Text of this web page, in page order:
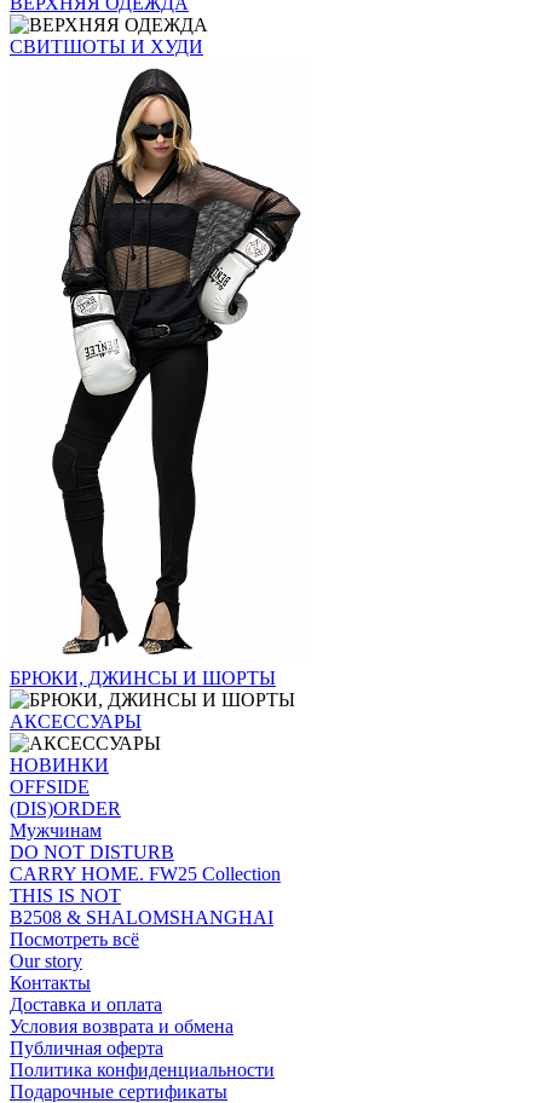
СВИТШОТЫ И ХУДИ
БРЮКИ, ДЖИНСЫ И ШОРТЫ
АКСЕССУАРЫ
НОВИНКИ
OFFSIDE
(DIS)ORDER
Мужчинам
DO NOT DISTURB
CARRY HOME. FW25 Collection
THIS IS NOT
B2508 & SHALOMSHANGHAI
Посмотреть всё
Our story
Контакты
Доставка и оплата
Условия возврата и обмена
Публичная оферта
Политика конфиденциальности
Подарочные сертификаты